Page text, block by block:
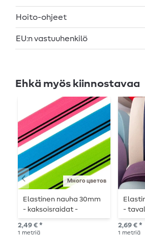
Hoito-ohjeet
EU:n vastuuhenkilö
Ehkä myös kiinnostavaa
Много цветов
Elastinen nauha 30mm
- kaksoisraidat -
metritavarana.
2,49 € *
1 metriä
-
2,69 € *
1 metriä